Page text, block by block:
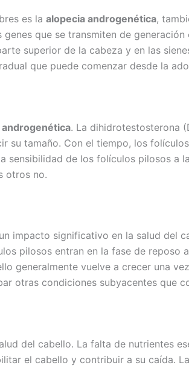
es la alopecia androgenética,
que se transmiten de generación
superior de la cabeza y en las
que puede comenzar desde la
androgenética. La dihidrotestosterona
su tamaño. Con el tiempo, los
sensibilidad de los folículos pilosos a
otros no.
impacto significativo en la salud del
pilosos entran en la fase de reposo
generalmente vuelve a crecer una
otras condiciones subyacentes que
del cabello. La falta de nutrientes
el cabello y contribuir a su caída.